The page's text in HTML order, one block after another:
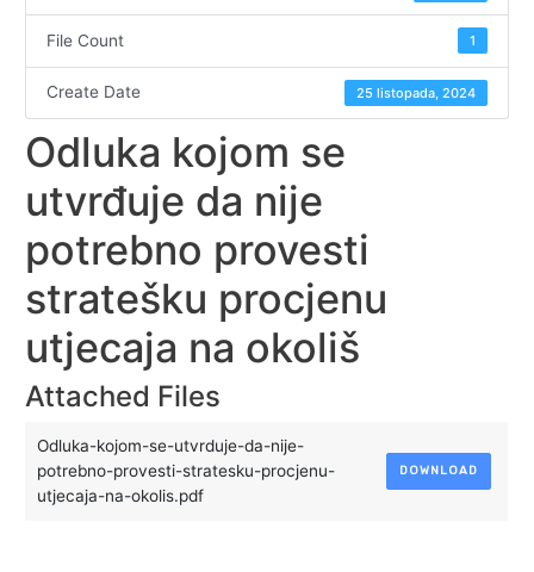
File Count 1
Create Date 25 listopada, 2024
Odluka kojom se
utvrđuje da nije
potrebno provesti
stratešku procjenu
utjecaja na okoliš
Attached Files
Odluka-kojom-se-utvrduje-da-nije-
potrebno-provesti-stratesku-procjenu-
utjecaja-na-okolis.pdf
DOWNLOAD